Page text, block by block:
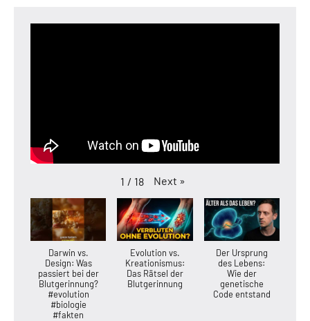
1 / 18 Next »
Darwin vs.
Design: Was
passiert bei der
Blutgerinnung?
#evolution
#biologie
#fakten
Evolution vs.
Kreationismus:
Das Rätsel der
Blutgerinnung
Der Ursprung
des Lebens:
Wie der
genetische
Code entstand